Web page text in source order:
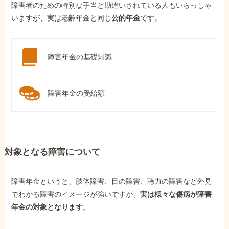
障害者のための特別な手当と勘違いされている人もいらっしゃ
いますが、実は老齢年金と同じ公的年金です。
障害年金の基礎知識
障害年金の受給額
対象となる障害について
障害年金というと、肢体障害、目の障害、聴力の障害など外見
でわかる障害のイメージが強いですが、実は様々な傷病が障害
年金の対象となります。